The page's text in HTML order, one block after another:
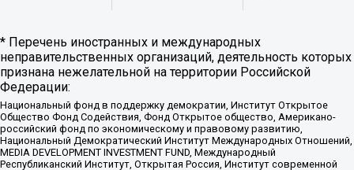
* Перечень иностранных и международных
неправительственных организаций, деятельность которых
признана нежелательной на территории Российской
Федерации:
Национальный фонд в поддержку демократии, Институт Открытое
Общество Фонд Содействия, Фонд Открытое общество, Американо-
российский фонд по экономическому и правовому развитию,
Национальный Демократический Институт Международных Отношений,
MEDIA DEVELOPMENT INVESTMENT FUND, Международный
Республиканский Институт, Открытая Россия, Институт современной